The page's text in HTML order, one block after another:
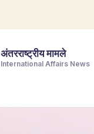
अंतरराष्ट्रीय मामले
International Affairs News